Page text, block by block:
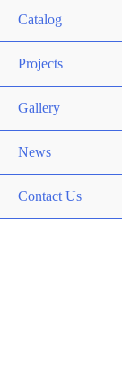
Catalog
Projects
Gallery
News
Contact Us